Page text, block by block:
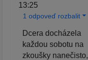
13:25
1 odpoveď rozbalit
Dcera docházela
každou sobotu na
zkoušky nanečisto,